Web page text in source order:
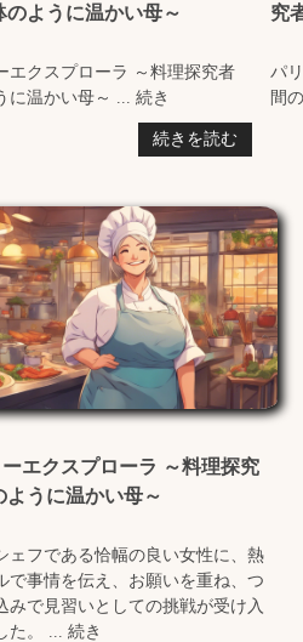
のように温かい母～
エクスプローラ ～料理探究者
に温かい母～ ... 続き
続きを読む
究
パ
間
エクスプローラ ～料理探究
ように温かい母～
ェフである恰幅の良い女性に、熱
で事情を伝え、お願いを重ね、つ
みで見習いとしての挑戦が受け入
た。 ... 続き